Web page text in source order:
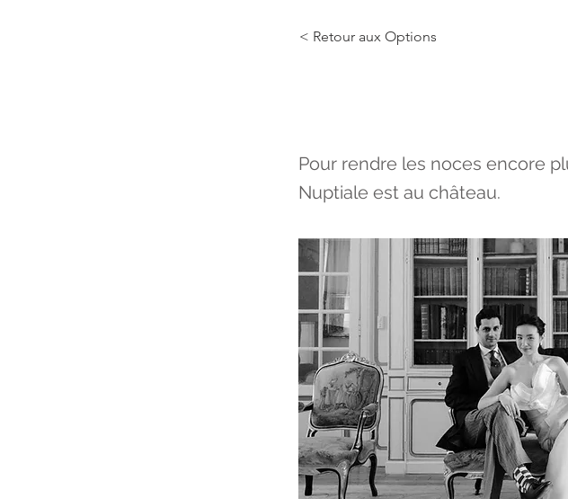
< Retour aux Options
Pour rendre les noces encore
Nuptiale est au château.